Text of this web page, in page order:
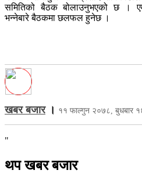
समितिको बैठक बोलाउनुभएको छ ।
भन्नेबारे बैठकमा छलफल हुनेछ ।
खबर बजार। ११ फाल्गुन २०७८, बुधबार
"
थप खबर बजार